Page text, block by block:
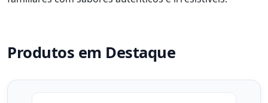
Produtos em Destaque